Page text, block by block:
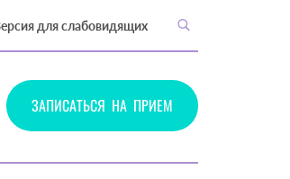
для слабовидящих
ЗАПИСАТЬСЯ НА ПРИЕМ